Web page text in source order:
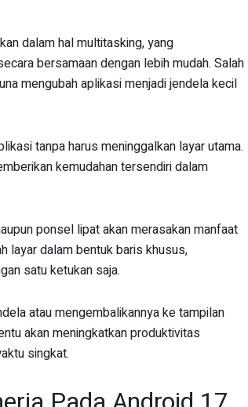
dalam hal multitasking, yang
bersamaan dengan lebih mudah. Salah
mengubah aplikasi menjadi jendela kecil
tanpa harus meninggalkan layar utama.
kemudahan tersendiri dalam
ponsel lipat akan merasakan manfaat
layar dalam bentuk baris khusus,
satu ketukan saja.
atau mengembalikannya ke tampilan
akan meningkatkan produktivitas
singkat.